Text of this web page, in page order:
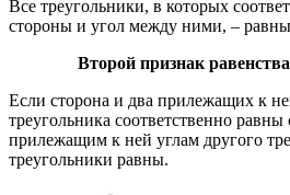
Все треугольники, в которых
стороны и угол между ними, –
Второй признак
Если сторона и два прилежащих к
треугольника соответственно
прилежащим к ней углам другого
треугольники равны.